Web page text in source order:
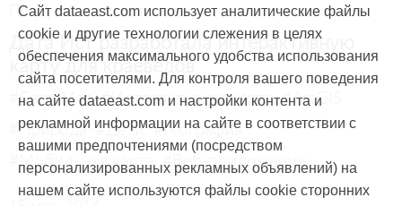
Продукты и услуги
Дата Ист разработала интерактивную
карту для краеведов
#CarryMap #Интерактивная карта #ArcGIS
#Природа #Дети #География
#Мобильная карта #Веб-приложение
Сайт dataeast.com использует аналитические файлы
cookie и другие технологии слежения в целях
обеспечения максимального удобства использования
сайта посетителями. Для контроля вашего поведения
на сайте dataeast.com и настройки контента и
рекламной информации на сайте в соответствии с
вашими предпочтениями (посредством
персонализированных рекламных объявлений) на
нашем сайте используются файлы cookie сторонних